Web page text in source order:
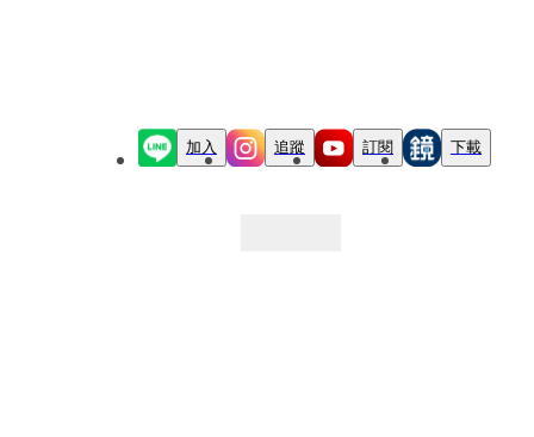
加入 追蹤 訂閱 下載